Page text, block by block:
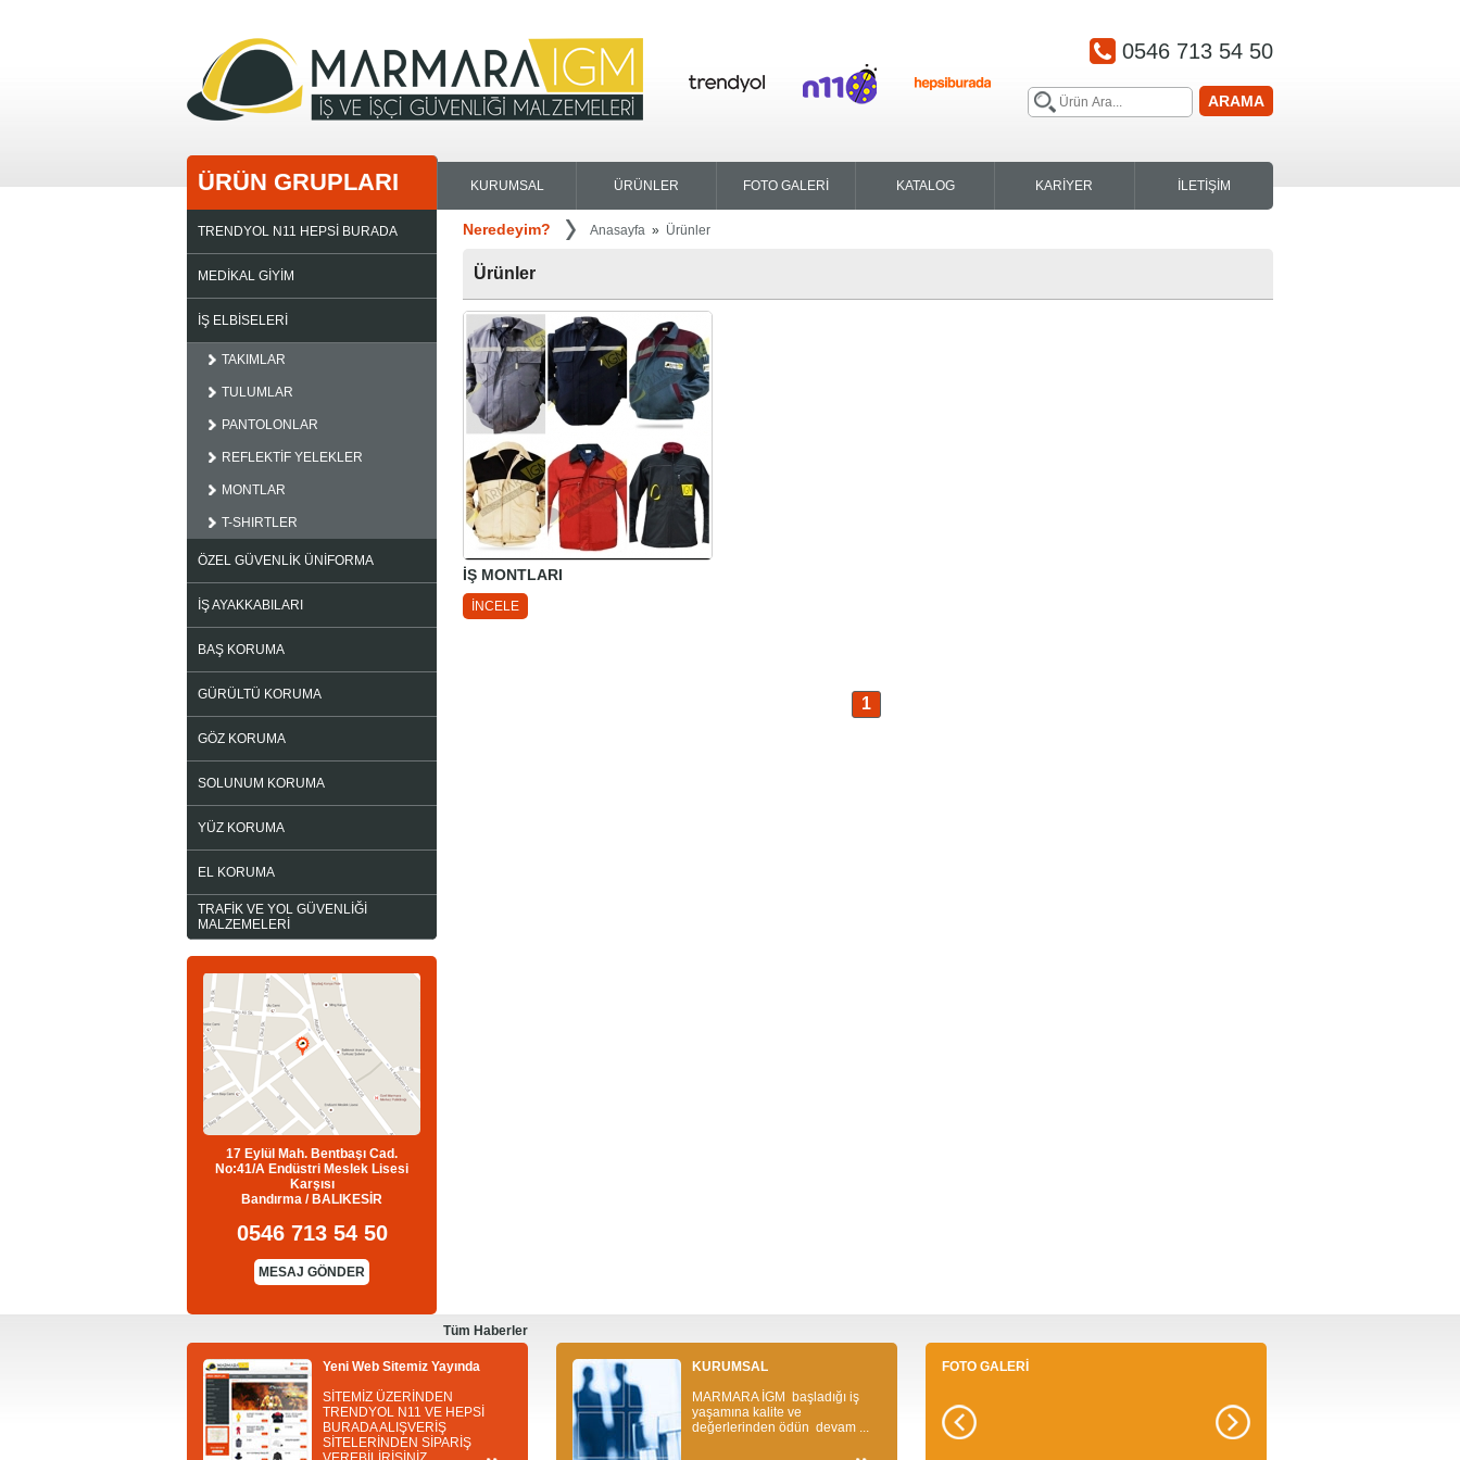
0546 713 54 50
ARAMA
ÜRÜN GRUPLARI KURUMSAL ÜRÜNLER FOTO GALERİ KATALOG KARİYER İLETİŞİM
TRENDYOL N11 HEPSİ BURADA
MEDİKAL GİYİM
İŞ ELBİSELERİ
TAKIMLAR
TULUMLAR
PANTOLONLAR
REFLEKTİF YELEKLER
MONTLAR
T-SHIRTLER
ÖZEL GÜVENLİK ÜNİFORMA
İŞ AYAKKABILARI
BAŞ KORUMA
GÜRÜLTÜ KORUMA
GÖZ KORUMA
SOLUNUM KORUMA
YÜZ KORUMA
EL KORUMA
TRAFİK VE YOL GÜVENLİĞİ
MALZEMELERİ
17 Eylül Mah. Bentbaşı Cad.
No:41/A Endüstri Meslek Lisesi
Karşısı
Bandırma / BALIKESİR
0546 713 54 50
MESAJ GÖNDER
Neredeyim? Anasayfa » Ürünler
Ürünler
İŞ MONTLARI
İNCELE
1
Tüm Haberler
Yeni Web Sitemiz Yayında
SİTEMİZ ÜZERİNDEN
TRENDYOL N11 VE HEPSİ
BURADA ALIŞVERİŞ
SİTELERİNDEN SİPARİŞ
KURUMSAL
MARMARA İGM başladığı iş
yaşamına kalite ve
değerlerinden ödün devam ...
FOTO GALERİ